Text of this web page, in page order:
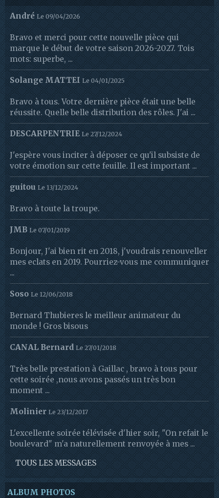
André Le 09/04/2026
Bravo et merci pour cette nouvelle pièce qui
marque le début de votre saison 2026-2027. Tois
mots: superbe, ...
Solange MATTEI Le 04/01/2025
Bravo à tous. Votre dernière pièce était une belle
réussite. Quelle belle distribution des rôles. J'ai ...
DESCARPENTRIE Le 27/12/2024
J'espère vous inciter à déposer ce qu'il subsiste de
votre émotion sur cette feuille. Il est important ...
guitou Le 13/12/2024
Bravo à toute la troupe.
JMB Le 07/01/2019
Bonjour, J'ai bien rit en 2018, j'voudrais renouveller
mes eclats en 2019. Pourriez-vous me communiquer
...
Soso Le 12/06/2018
Bernard Thubieres le meilleur animateur du
monde ! Gros bisous
CANAL Bernard Le 27/01/2018
Très belle prestation à Gaillac , bravo à tous pour
cette soirée ,nous avons passés un très bon
moment ...
Molinier Le 23/12/2017
L'excellente soirée télévisée d'hier soir, "On refait le
boulevard" m'a naturellement renvoyée à mes ...
TOUS LES MESSAGES
ALBUM PHOTOS